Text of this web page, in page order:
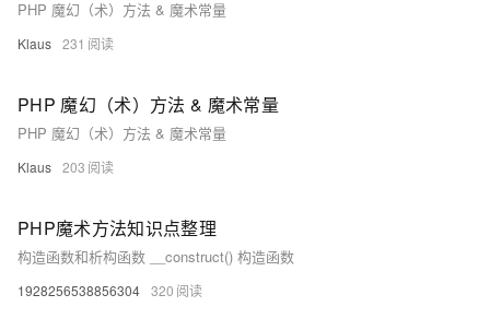
PHP 魔幻（术）方法 & 魔术常量
Klaus 231
PHP 魔幻（术）方法 & 魔术常量
PHP 魔幻（术）方法 & 魔术常量
Klaus 203
PHP魔术方法知识点整理
构造函数和析构函数 __construct() 构造函数
1928256538856304 320